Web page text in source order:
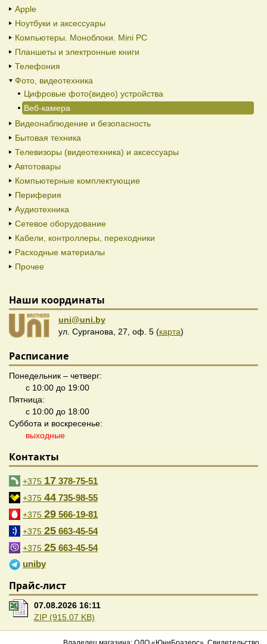
Apple
Ноутбуки и аксессуары
Компьютеры. Моноблоки. Mini PC
Планшеты и электронные книги
Телефония
Фото, видеотехника
Цифровые фото(видео) устройства
Веб-камера
Видеонаблюдение и безопасность
Бытовая техника
Телевизоры (видеотехника) и аксессуары
Автотовары
Компьютерные комплектующие
Периферия
Аудиотехника
Сетевое оборудование
Кабели, контроллеры, переходники
Расходные материалы
Прочее
Наши координаты
uni@uni.by
ул. Сурганова, 27, оф. 5 (карта)
Расписание
Понедельник – четверг:
с 10:00 до 19:00
Пятница:
с 10:00 до 18:00
Суббота и воскресенье:
выходные
Контакты
+375 17 378-75-51
+375 44 735-98-55
+375 29 566-19-81
+375 25 663-45-54
+375 25 663-45-54
uniby
Прайс-лист
07.08.2026 16:11
ZIP (915.07 KB)